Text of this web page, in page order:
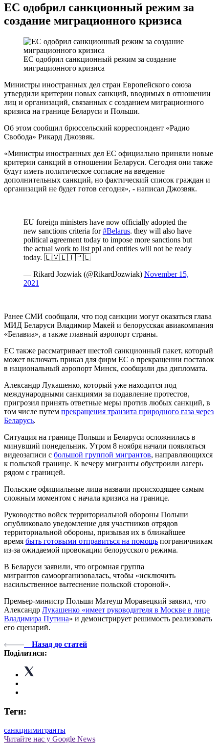
ЕС одобрил санкционный режим за
создание миграционного кризиса
ЕС одобрил санкционный режим за создание
миграционного кризиса
Министры иностранных дел стран Европейского союза
утвердили критерии новых санкций, вводимых в отношении
лиц и организаций, связанных с созданием миграционного
кризиса на границе Беларуси и Польши.
Об этом сообщил брюссельский корреспондент «Радио
Свобода» Рикард Джозвяк.
«Министры иностранных дел ЕС официально приняли новые
критерии санкций в отношении Беларуси. Сегодня они также
будут иметь политическое согласие на введение
дополнительных санкций, но фактический список граждан и
организаций не будет готов сегодня», - написал Джозвяк.
EU foreign ministers have now officially adopted the
new sanctions criteria for#Belarus. they will also have
political agreement today to impose more sanctions but
the actual work to list ppl and entities will not be ready
today. 🇱🇻🇱🇹🇵🇱
— Rikard Jozwiak (@RikardJozwiak) November 15,
2021
Ранее СМИ сообщали, что под санкции могут оказаться глава
МИД Беларуси Владимир Макей и белорусская авиакомпания
«Белавиа», а также главный аэропорт страны.
ЕС также рассматривает шестой санкционный пакет, который
может включать приказ для фирм ЕС о прекращении поставок
в национальный аэропорт Минск, сообщили два дипломата.
Александр Лукашенко, который уже находится под
международными санкциями за подавление протестов,
пригрозил принять ответные меры против любых санкций, в
том числе путем прекращения транзита природного газа через
Беларусь.
Ситуация на границе Польши и Беларуси осложнилась в
минувший понедельник. Утром 8 ноября начали появляться
видеозаписи с большой группой мигрантов, направляющихся
к польской границе. К вечеру мигранты обустроили лагерь
рядом с границей.
Польские официальные лица назвали происходящее самым
сложным моментом с начала кризиса на границе.
Руководство войск территориальной обороны Польши
опубликовало уведомление для участников отрядов
территориальной обороны, призывая их в ближайшее
время быть готовыми отправиться на помощь пограничникам
из-за ожидаемой провокации белорусского режима.
В Беларуси заявили, что огромная группа
мигрантов самоорганизовалась, чтобы «исключить
насильственное вытеснение польской стороной».
Премьер-министр Польши Матеуш Моравецкий заявил, что
Александр Лукашенко «имеет руководителя в Москве в лице
Владимира Путина» и демонстрирует решимость реализовать
его сценарий.
Назад до статей
Поділитися:
Теги:
санкциимигранты
Читайте нас у Google News